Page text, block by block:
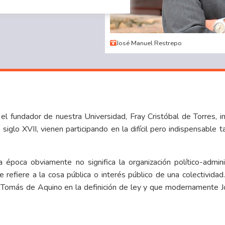
José Manuel Restrepo
fundador de nuestra Universidad, Fray Cristóbal de Torres,
XVII, vienen participando en la difícil pero indispensable
obviamente no significa la organización político-
refiere a la cosa pública o interés público de una
de Aquino en la definición de ley y que modernamente